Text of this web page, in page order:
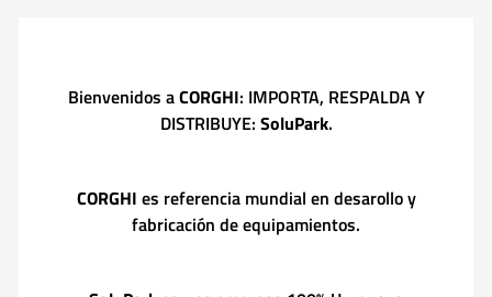
Bienvenidos aCORGHI: IMPORTA, RESPALDA Y
DISTRIBUYE: SoluPark.
CORGHI es referencia mundial en desarollo y
fabricación de equipamientos.